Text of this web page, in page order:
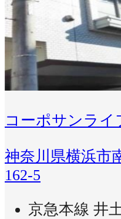
コーポサンライ
神奈川県横浜市
162-5
京急本線 井